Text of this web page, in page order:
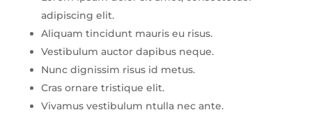
adipiscing elit.
Aliquam tincidunt mauris eu risus.
Vestibulum auctor dapibus neque.
Nunc dignissim risus id metus.
Cras ornare tristique elit.
Vivamus vestibulum ntulla nec ante.